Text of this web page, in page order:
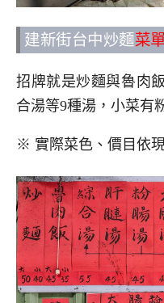
建新街台中炒麵菜
招牌就是炒麵與魯肉
合湯等9種湯，小菜有
※ 實際菜色、價目依